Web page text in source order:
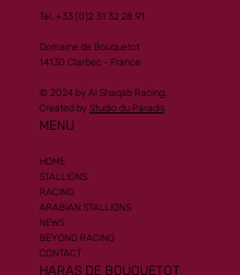
Tel. +33 (0)2 31 32 28 91
Domaine de Bouquetot
14130 Clarbec - France
© 2024 by Al Shaqab Racing.
Created by Studio du Paradis
MENU
HOME
STALLIONS
RACING
ARABIAN STALLIONS
NEWS
BEYOND RACING
CONTACT
HARAS DE BOUQUETOT